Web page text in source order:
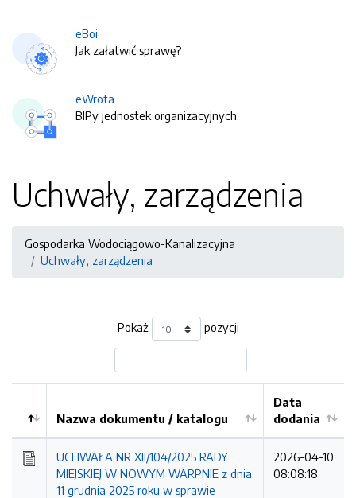
eBoi
Jak załatwić sprawę?
eWrota
BIPy jednostek organizacyjnych.
Uchwały, zarządzenia
Gospodarka Wodociągowo-Kanalizacyjna
Uchwały, zarządzenia
Pokaż pozycji
Kolejność
Nazwa dokumentu / katalogu
Data
dodania
UCHWAŁA NR XII/104/2025 RADY
MIEJSKIEJ W NOWYM WARPNIE z dnia
11 grudnia 2025 roku w sprawie
2026-04-10
08:08:18